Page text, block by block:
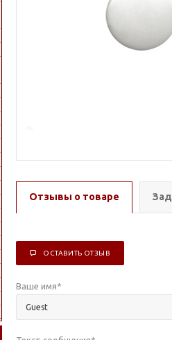
Отзывы о товаре
ОСТАВИТЬ ОТЗЫВ
Ваше имя*